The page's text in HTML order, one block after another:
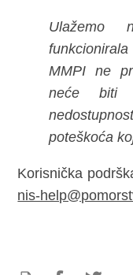
Ulažemo
MMPI ne
neće biti
poteškoća
Korisnička
nis-